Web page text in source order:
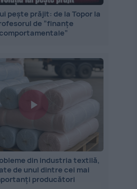
pește prăjit: de la Topor la
de ”finanțe
comportamentale”
din industria textilă,
de unul dintre cei mai
producători